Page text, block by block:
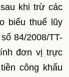
khi trừ các
biểu thuế lũy
84/2008/TT-
đơn vị trực
công khấu